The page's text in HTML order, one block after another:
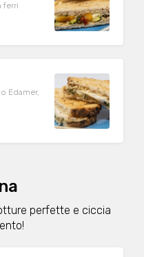
ferri
Edamer,
perfette e ciccia